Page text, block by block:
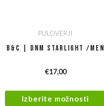
PULOVERJI
B&C | DNM Starlight /men
€17,00
Izberite možnosti